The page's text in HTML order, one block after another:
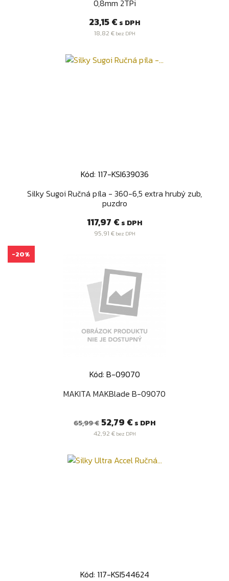
0,8mm 2TPi
Cena
23,15 € s DPH
18,82 €bez DPH
Kód: 117-KSI639036
Silky Sugoi Ručná píla - 360-6,5 extra hrubý zub,
puzdro
Cena
117,97 € s DPH
95,91 €bez DPH
Kód: B-09070
MAKITA MAKBlade B-09070
Bežná
cena
65,99 € Cena
52,79 € s DPH
42,92 €bez DPH
-20%
Kód: 117-KSI544624